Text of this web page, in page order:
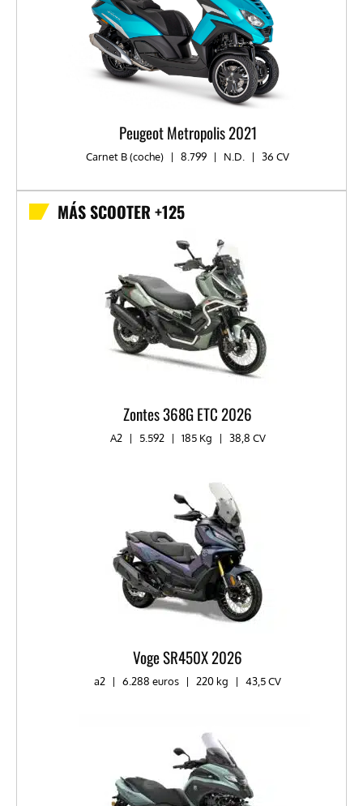
Peugeot Metropolis 2021
Carnet B (coche) | 8.799 | N.D. | 36 CV
MÁS SCOOTER +125
Zontes 368G ETC 2026
A2 | 5.592 | 185 Kg | 38,8 CV
Voge SR450X 2026
a2 | 6.288 euros | 220 kg | 43,5 CV